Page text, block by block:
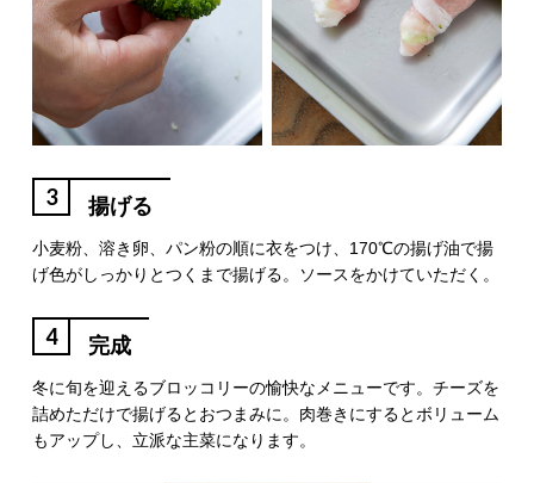
3 揚げる
小麦粉、溶き卵、パン粉の順に衣をつけ、170℃の揚げ油で揚
げ色がしっかりとつくまで揚げる。ソースをかけていただく。
4 完成
冬に旬を迎えるブロッコリーの愉快なメニューです。チーズを
詰めただけで揚げるとおつまみに。肉巻きにするとボリューム
もアップし、立派な主菜になります。